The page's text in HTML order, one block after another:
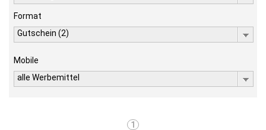
Format
Gutschein (2)
Mobile
alle Werbemittel
1